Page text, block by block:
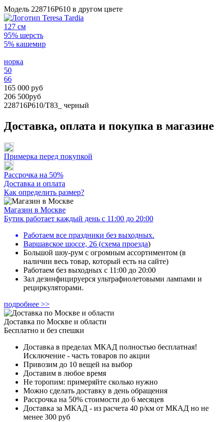
Модель 228716P610 в другом цвете
127 см
95% шерсть
5% кашемир
норка
50
66
165 000 руб
206 500руб
228716P610/T83_
черный
Доставка, оплата и покупка в магазине
Примерка перед покупкой
Рассрочка на 50%
Доставка и оплата
Как определить размер?
Магазин в Москве
Бутик работает каждый день с 11:00 до 20:00
Работаем все праздники без выходных.
Варшавское шоссе, 26 (схема проезда)
Большой шоу-рум с огромным ассортиментом (в
наличии весь товар, который есть на сайте)
Работаем без выходных с 11:00 до 20:00
Зал дезинфицируерся ультрафиолетовыми лампами и
рециркуляторами.
подробнее >>
Доставка по Москве и области
Бесплатно и без спешки
Доставка в пределах МКАД полностью бесплатная!
Исключение - часть товаров по акции
Привозим до 10 вещей на выбор
Доставим в любое время
Не торопим: примеряйте сколько нужно
Можно сделать доставку в день обращения
Рассрочка на 50% стоимости до 6 месяцев
Доставка за МКАД - из расчета 40 р/км от МКАД но не
менее 300 руб